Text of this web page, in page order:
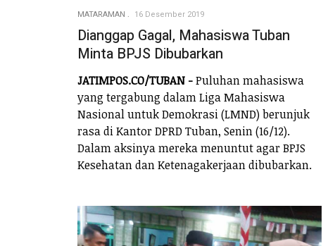
MATARAMAN 16 Desember 2019
Dianggap Gagal, Mahasiswa Tuban
Minta BPJS Dibubarkan
JATIMPOS.CO/TUBAN -Puluhan mahasiswa
yang tergabung dalam Liga Mahasiswa
Nasional untuk Demokrasi (LMND) berunjuk
rasa di Kantor DPRD Tuban, Senin (16/12).
Dalam aksinya mereka menuntut agar BPJS
Kesehatan dan Ketenagakerjaan dibubarkan.